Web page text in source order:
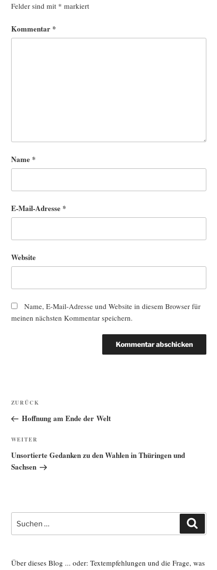
Felder sind mit * markiert
Kommentar *
Name *
E-Mail-Adresse *
Website
Name, E-Mail-Adresse und Website in diesem Browser für
meinen nächsten Kommentar speichern.
Beitragsnavigation
Vorheriger
Beitrag
ZURÜCK
Hoffnung am Ende der Welt
Nächster
Beitrag
WEITER
Unsortierte Gedanken zu den Wahlen in Thüringen und
Sachsen
nach:
Über dieses Blog ... oder: Textempfehlungen und die Frage, was